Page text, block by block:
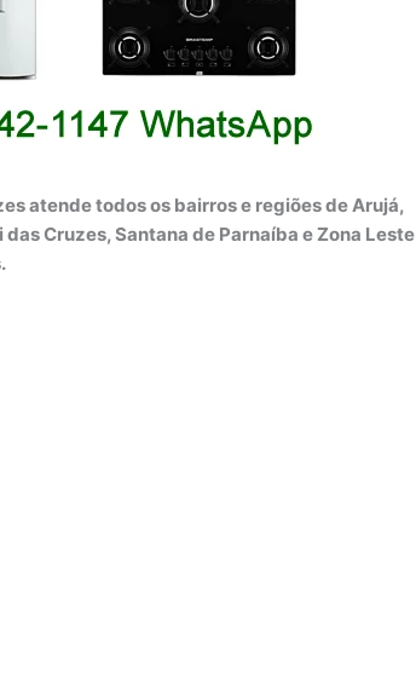
atende todos os bairros e regiões de Arujá,
Cruzes, Santana de Parnaíba e Zona Leste